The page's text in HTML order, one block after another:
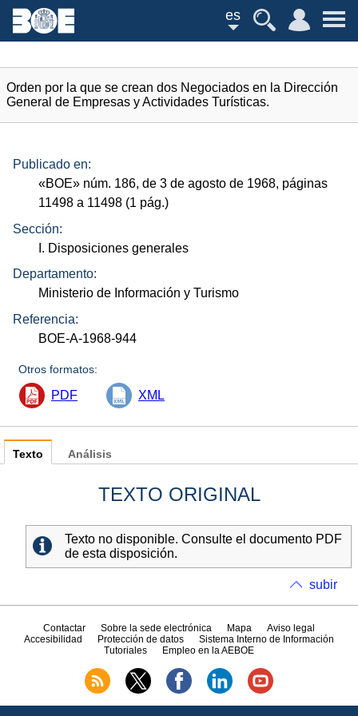
es
Orden por la que se crean dos Negociados en la Dirección
General de Empresas y Actividades Turísticas.
Publicado en:
«BOE» núm. 186, de 3 de agosto de 1968, páginas
11498 a 11498 (1 pág.)
Sección:
I. Disposiciones generales
Departamento:
Ministerio de Información y Turismo
Referencia:
BOE-A-1968-944
Otros formatos:
PDF XML
Texto
TEXTO ORIGINAL
Texto no disponible. Consulte el documento PDF
de esta disposición.
Análisis
subir
Contactar Sobre la sede electrónica Mapa
Aviso legal
Accesibilidad
Protección de datos
Sistema Interno de Información
Tutoriales
Empleo en la AEBOE